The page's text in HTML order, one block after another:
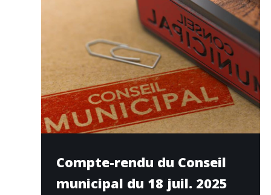
Compte-rendu du Conseil
municipal du 18 juil. 2025